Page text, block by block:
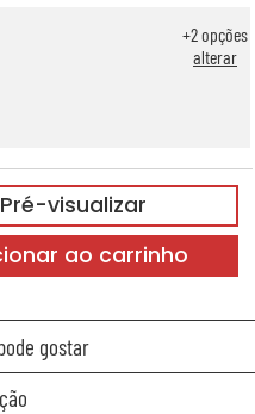
+2opções
alterar
Pré-visualizar
ao carrinho
gostar